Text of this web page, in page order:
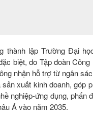
thành lập Trường Đại
biệt, do Tập đoàn
nhận hỗ trợ từ ngân
xuất kinh doanh, góp
nghiệp-ứng dụng, phấn
Á vào năm 2035.